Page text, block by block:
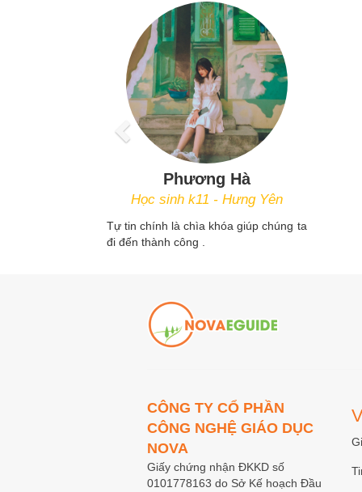
Phương Hà
Học sinh k11 - Hưng Yên
Tự tin chính là chìa khóa giúp chúng ta
đi đến thành công .
CÔNG TY CỔ PHẦN
CÔNG NGHỆ GIÁO DỤC
NOVA
Giấy chứng nhận ĐKKD số
0101778163 do Sở Kế hoạch Đầu